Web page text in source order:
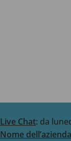
Live Chat: da
Nome